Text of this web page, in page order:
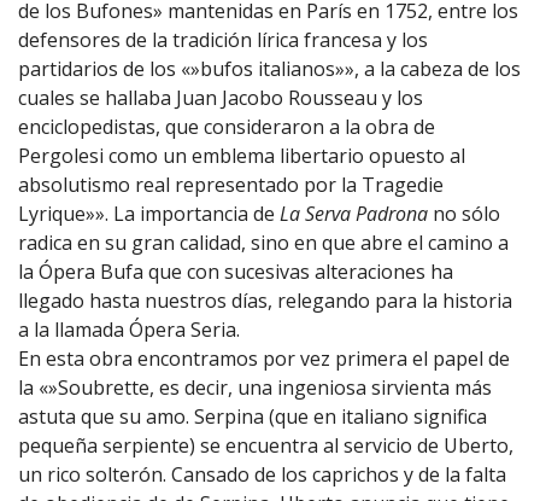
de los Bufones» mantenidas en París en 1752, entre los
defensores de la tradición lírica francesa y los
partidarios de los «»bufos italianos»», a la cabeza de los
cuales se hallaba Juan Jacobo Rousseau y los
enciclopedistas, que consideraron a la obra de
Pergolesi como un emblema libertario opuesto al
absolutismo real representado por la Tragedie
Lyrique»». La importancia de La Serva Padrona no sólo
radica en su gran calidad, sino en que abre el camino a
la Ópera Bufa que con sucesivas alteraciones ha
llegado hasta nuestros días, relegando para la historia
a la llamada Ópera Seria.
En esta obra encontramos por vez primera el papel de
la «»Soubrette, es decir, una ingeniosa sirvienta más
astuta que su amo. Serpina (que en italiano significa
pequeña serpiente) se encuentra al servicio de Uberto,
un rico solterón. Cansado de los caprichos y de la falta